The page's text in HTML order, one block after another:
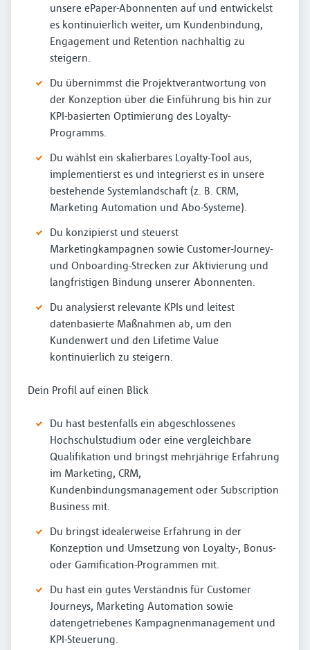
unsere ePaper-Abonnenten auf und entwickelst
es kontinuierlich weiter, um Kundenbindung,
Engagement und Retention nachhaltig zu
steigern.
Du übernimmst die Projektverantwortung von
der Konzeption über die Einführung bis hin zur
KPI-basierten Optimierung des Loyalty-
Programms.
Du wählst ein skalierbares Loyalty-Tool aus,
implementierst es und integrierst es in unsere
bestehende Systemlandschaft (z. B. CRM,
Marketing Automation und Abo-Systeme).
Du konzipierst und steuerst
Marketingkampagnen sowie Customer-Journey-
und Onboarding-Strecken zur Aktivierung und
langfristigen Bindung unserer Abonnenten.
Du analysierst relevante KPIs und leitest
datenbasierte Maßnahmen ab, um den
Kundenwert und den Lifetime Value
kontinuierlich zu steigern.
Dein Profil auf einen Blick
Du hast bestenfalls ein abgeschlossenes
Hochschulstudium oder eine vergleichbare
Qualifikation und bringst mehrjährige Erfahrung
im Marketing, CRM,
Kundenbindungsmanagement oder Subscription
Business mit.
Du bringst idealerweise Erfahrung in der
Konzeption und Umsetzung von Loyalty-, Bonus-
oder Gamification-Programmen mit.
Du hast ein gutes Verständnis für Customer
Journeys, Marketing Automation sowie
datengetriebenes Kampagnenmanagement und
KPI-Steuerung.